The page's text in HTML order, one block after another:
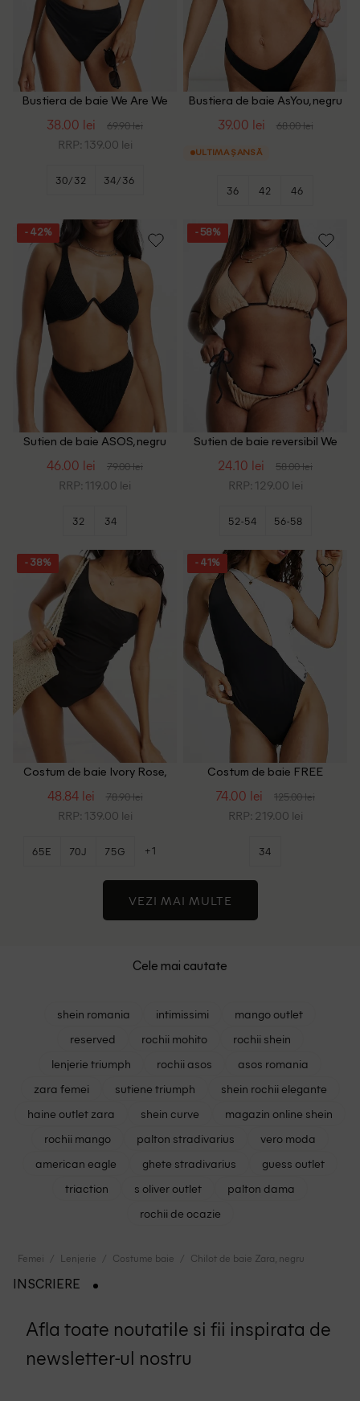
Bustiera de baie We Are We
38.00 lei 69.90 lei
RRP: 139.00 lei
30/32 34/36
Bustiera de baie AsYou, negru
39.00 lei 68.00 lei
ULTIMA ȘANSĂ
36 42 46
- 42%
Sutien de baie ASOS, negru
46.00 lei 79.00 lei
RRP: 119.00 lei
32 34
- 58%
Sutien de baie reversibil We
negru/maro
24.10 lei 58.00 lei
RRP: 129.00 lei
52-54 56-58
- 38%
Costum de baie Ivory Rose,
48.84 lei 78.90 lei
RRP: 139.00 lei
65E 70J 75G +1
- 41%
Costum de baie FREE
74.00 lei 125.00 lei
RRP: 219.00 lei
34
VEZI MAI MULTE
Cele mai cautate
shein romania intimissimi
mango outlet
reserved
rochii mohito
rochii shein
lenjerie triumph
rochii asos
asos romania
zara femei
sutiene triumph
shein rochii elegante
haine outlet zara
shein curve
magazin online shein
rochii mango
palton stradivarius
vero moda
american eagle
ghete stradivarius
guess outlet
triaction
s oliver outlet
palton dama
rochii de ocazie
Femei Lenjerie Costume baie Chilot de baie Zara, negru
INSCRIERE
Afla toate noutatile si fii inspirata de
newsletter-ul nostru